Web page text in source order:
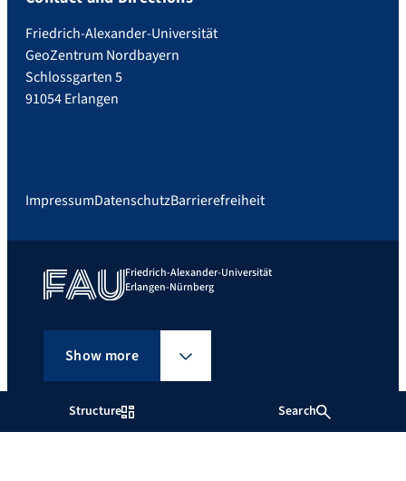
Structure Search
Friedrich-Alexander-Universität
GeoZentrum Nordbayern
Schlossgarten 5
91054 Erlangen
ImpressumDatenschutzBarrierefreiheit
Friedrich-Alexander-Universität
Erlangen-Nürnberg
Show more